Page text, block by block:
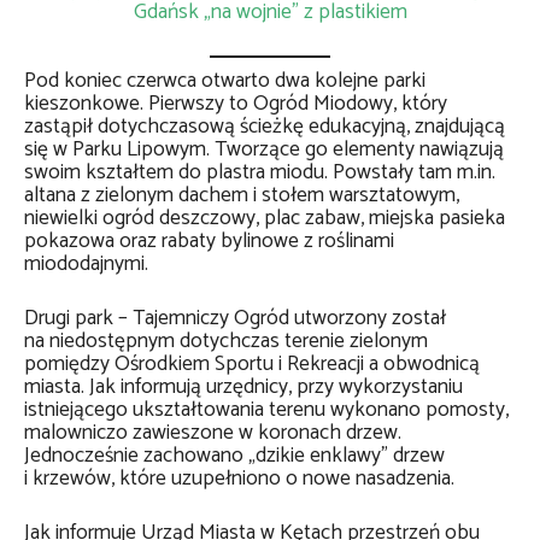
Gdańsk „na wojnie” z plastikiem
Pod koniec czerwca otwarto dwa kolejne parki
kieszonkowe. Pierwszy to Ogród Miodowy, który
zastąpił dotychczasową ścieżkę edukacyjną, znajdującą
się w Parku Lipowym. Tworzące go elementy nawiązują
swoim kształtem do plastra miodu. Powstały tam m.in.
altana z zielonym dachem i stołem warsztatowym,
niewielki ogród deszczowy, plac zabaw, miejska pasieka
pokazowa oraz rabaty bylinowe z roślinami
miododajnymi.
Drugi park – Tajemniczy Ogród utworzony został
na niedostępnym dotychczas terenie zielonym
pomiędzy Ośrodkiem Sportu i Rekreacji a obwodnicą
miasta. Jak informują urzędnicy, przy wykorzystaniu
istniejącego ukształtowania terenu wykonano pomosty,
malowniczo zawieszone w koronach drzew.
Jednocześnie zachowano „dzikie enklawy” drzew
i krzewów, które uzupełniono o nowe nasadzenia.